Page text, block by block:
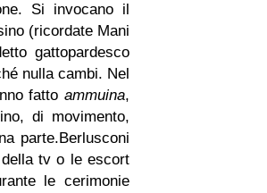
Si invocano il
(ricordate Mani
gattopardesco
nulla cambi. Nel
fatto ammuina,
di movimento,
parte.Berlusconi
tv o le escort
le cerimonie